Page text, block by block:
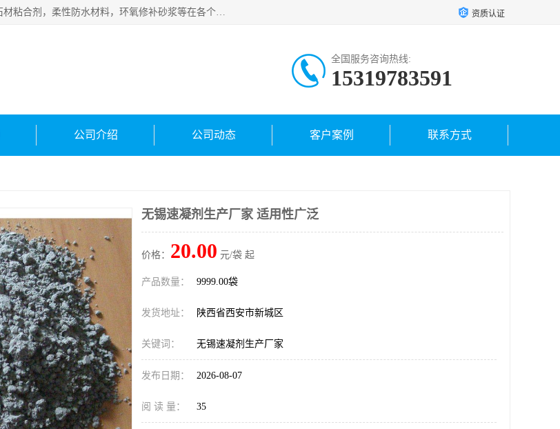
西安伊顿建材有限公司主营产品：CGM高强无收缩灌浆料，建筑结构胶，石材粘合剂，柔性防水材料，环氧修补砂浆等在各个行业得到了客户认可。 资质认证
全国服务咨询热线:
15319783591
公司介绍 公司动态 客户案例 联系方式
无锡速凝剂生产厂家 适用性广泛
价格： 20.00 元/袋 起
产品数量： 9999.00袋
发货地址： 陕西省西安市新城区
关键词： 无锡速凝剂生产厂家
发布日期： 2026-08-07
阅 读 量： 35